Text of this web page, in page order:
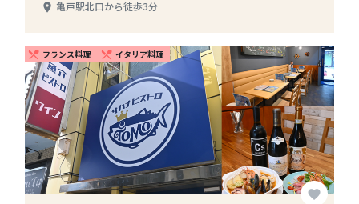
place 亀戸駅北口から徒歩3分
restaurant_menu フランス料理 restaurant_menu イタリア料理
favorite